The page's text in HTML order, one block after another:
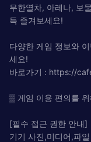
무한열차, 아레나, 보
득 즐겨보세요!
다양한 게임 정보와
세요!
바로가기 : https://
▒ 게임 이용 편의를
[필수 접근 권한 안내]
기기 사진,미디어,파